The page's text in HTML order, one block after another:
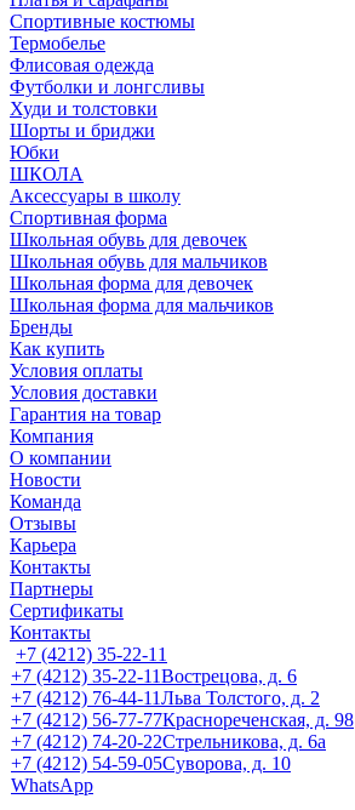
Спортивные костюмы
Термобелье
Флисовая одежда
Футболки и лонгсливы
Худи и толстовки
Шорты и бриджи
Юбки
ШКОЛА
Аксессуары в школу
Спортивная форма
Школьная обувь для девочек
Школьная обувь для мальчиков
Школьная форма для девочек
Школьная форма для мальчиков
Бренды
Как купить
Условия оплаты
Условия доставки
Гарантия на товар
Компания
О компании
Новости
Команда
Отзывы
Карьера
Контакты
Партнеры
Сертификаты
Контакты
+7 (4212) 35-22-11
+7 (4212) 35-22-11Вострецова, д. 6
+7 (4212) 76-44-11Льва Толстого, д. 2
+7 (4212) 56-77-77Краснореченская, д. 98
+7 (4212) 74-20-22Стрельникова, д. 6а
+7 (4212) 54-59-05Суворова, д. 10
WhatsApp